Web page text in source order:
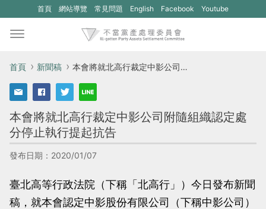
首頁 網站導覽 常見問題 English
(另
視
開
新
的
Facebook
(另
開
新
的
Youtube
首頁 新聞稿 本會將就北高行裁定中影公司附隨組織認定處分停止執行提起抗告
本會將就北高行裁定中影公司附隨組織認定處
分停止執行提起抗告
發布日期：2020/01/07
臺北高等行政法院（下稱「北高行」）今日發布新聞
稿，就本會認定中影股份有限公司（下稱中影公司）